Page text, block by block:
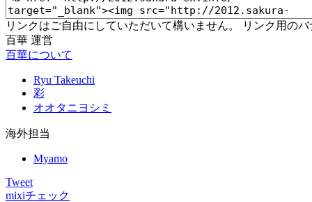
リンクはご自由にしていただいて構いません。 リンク用の
百華 運営
百華について
Ryu Takeuchi
彩
オオタニヨシミ
海外担当
Myamo
Tweet
mixiチェック